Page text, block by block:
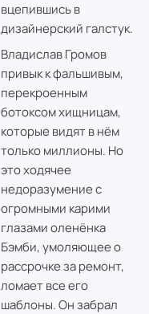
вцепившись в
дизайнерский галстук.
Владислав Громов
привык к фальшивым,
перекроенным
ботоксом хищницам,
которые видят в нём
только миллионы. Но
это ходячее
недоразумение с
огромными карими
глазами оленёнка
Бэмби, умоляющее о
рассрочке за ремонт,
ломает все его
шаблоны. Он забрал